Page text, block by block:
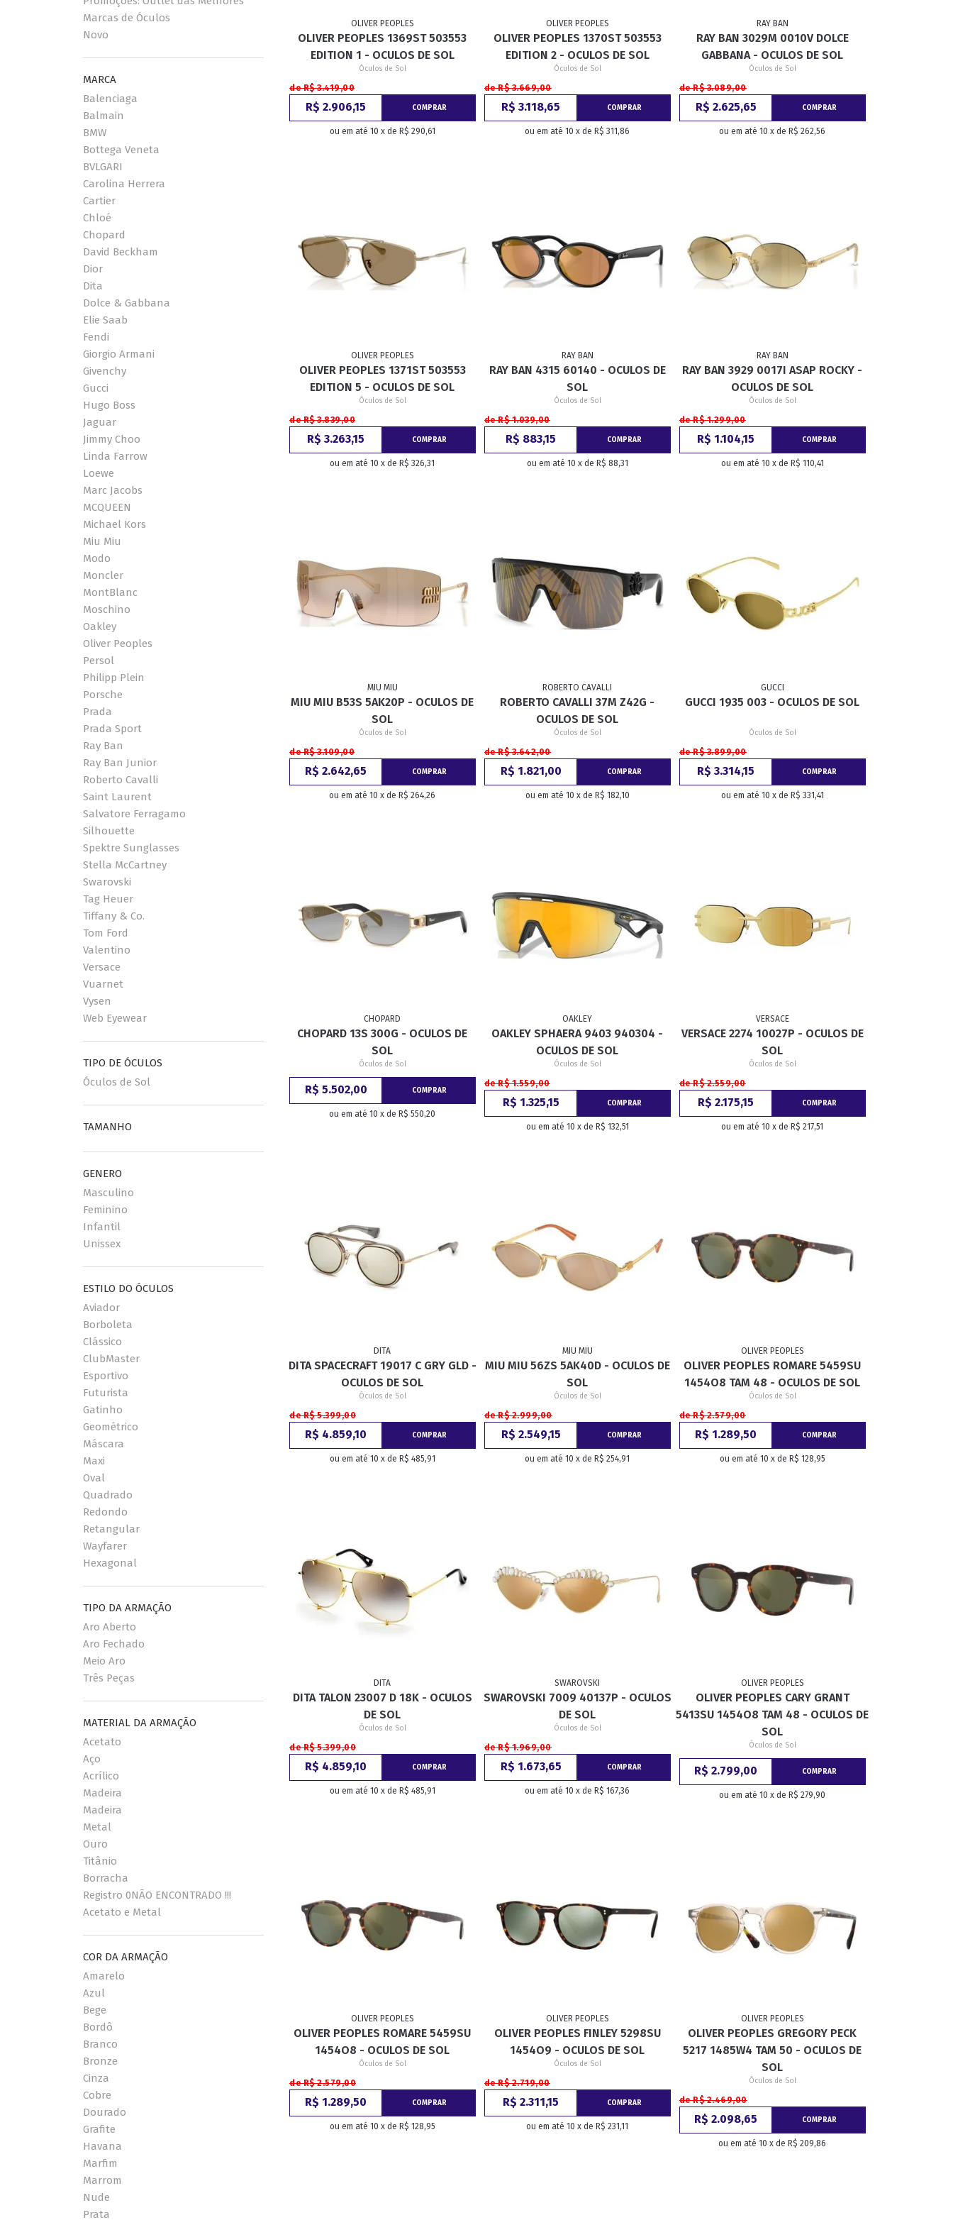
ESPORTIVO RETRÔ MÁSCARA BORBOLETA CAÇADOR GATINHO
Marcas de Óculos
Novo
MARCA
Balenciaga
Balmain
BMW
Bottega Veneta
BVLGARI
Carolina Herrera
Cartier
Chloé
Chopard
David Beckham
Dior
Dita
Dolce & Gabbana
Elie Saab
Fendi
Giorgio Armani
Givenchy
Gucci
Hugo Boss
Jaguar
Jimmy Choo
Linda Farrow
Loewe
Marc Jacobs
MCQUEEN
Michael Kors
Miu Miu
Modo
Moncler
MontBlanc
Moschino
Oakley
Oliver Peoples
Persol
Philipp Plein
Porsche
Prada
Prada Sport
Ray Ban
Ray Ban Junior
Roberto Cavalli
Saint Laurent
Salvatore Ferragamo
Silhouette
Spektre Sunglasses
Stella McCartney
Swarovski
Tag Heuer
Tiffany & Co.
Tom Ford
Valentino
Versace
Vuarnet
Vysen
Web Eyewear
TIPO DE ÓCULOS
Óculos de Sol
TAMANHO
GENERO
Masculino
Feminino
Infantil
Unissex
ESTILO DO ÓCULOS
Aviador
Borboleta
Clássico
ClubMaster
Esportivo
Futurista
Gatinho
Geométrico
Máscara
Maxi
Oval
Quadrado
Redondo
Retangular
Wayfarer
Hexagonal
TIPO DA ARMAÇÃO
Aro Aberto
Aro Fechado
Meio Aro
Três Peças
MATERIAL DA ARMAÇÃO
Acetato
Aço
Acrílico
Madeira
Madeira
Metal
Ouro
Titânio
Borracha
Registro 0NÃO ENCONTRADO !!!
Acetato e Metal
COR DA ARMAÇÃO
Amarelo
Azul
Bege
Bordô
Branco
Bronze
Cinza
Cobre
Dourado
Grafite
Havana
Marfim
Marrom
Nude
Prata
OLIVER PEOPLES
OLIVER PEOPLES 1369ST 503553
EDITION 1 - OCULOS DE SOL
Óculos de Sol
de R$ 3.419,00
R$ 2.906,15 COMPRAR
ou em até 10 x de R$ 290,61
OLIVER PEOPLES
OLIVER PEOPLES 1370ST 503553
EDITION 2 - OCULOS DE SOL
Óculos de Sol
de R$ 3.669,00
R$ 3.118,65 COMPRAR
ou em até 10 x de R$ 311,86
RAY BAN
RAY BAN 3029M 0010V DOLCE
GABBANA - OCULOS DE SOL
Óculos de Sol
de R$ 3.089,00
R$ 2.625,65 COMPRAR
ou em até 10 x de R$ 262,56
OLIVER PEOPLES
OLIVER PEOPLES 1371ST 503553
EDITION 5 - OCULOS DE SOL
Óculos de Sol
de R$ 3.839,00
R$ 3.263,15 COMPRAR
ou em até 10 x de R$ 326,31
RAY BAN
RAY BAN 4315 60140 - OCULOS DE
SOL
Óculos de Sol
de R$ 1.039,00
R$ 883,15 COMPRAR
ou em até 10 x de R$ 88,31
RAY BAN
RAY BAN 3929 0017I ASAP ROCKY -
OCULOS DE SOL
Óculos de Sol
de R$ 1.299,00
R$ 1.104,15 COMPRAR
ou em até 10 x de R$ 110,41
MIU MIU
MIU MIU B53S 5AK20P - OCULOS DE
SOL
Óculos de Sol
de R$ 3.109,00
R$ 2.642,65 COMPRAR
ou em até 10 x de R$ 264,26
ROBERTO CAVALLI
ROBERTO CAVALLI 37M Z42G -
OCULOS DE SOL
Óculos de Sol
de R$ 3.642,00
R$ 1.821,00 COMPRAR
ou em até 10 x de R$ 182,10
GUCCI
GUCCI 1935 003 - OCULOS DE SOL
Óculos de Sol
de R$ 3.899,00
R$ 3.314,15 COMPRAR
ou em até 10 x de R$ 331,41
CHOPARD
CHOPARD 13S 300G - OCULOS DE
SOL
Óculos de Sol
R$ 5.502,00 COMPRAR
ou em até 10 x de R$ 550,20
OAKLEY
OAKLEY SPHAERA 9403 940304 -
OCULOS DE SOL
Óculos de Sol
de R$ 1.559,00
R$ 1.325,15 COMPRAR
ou em até 10 x de R$ 132,51
VERSACE
VERSACE 2274 10027P - OCULOS DE
SOL
Óculos de Sol
de R$ 2.559,00
R$ 2.175,15 COMPRAR
ou em até 10 x de R$ 217,51
DITA
DITA SPACECRAFT 19017 C GRY GLD -
OCULOS DE SOL
Óculos de Sol
de R$ 5.399,00
R$ 4.859,10 COMPRAR
ou em até 10 x de R$ 485,91
MIU MIU
MIU MIU 56ZS 5AK40D - OCULOS DE
SOL
Óculos de Sol
de R$ 2.999,00
R$ 2.549,15 COMPRAR
ou em até 10 x de R$ 254,91
OLIVER PEOPLES
OLIVER PEOPLES ROMARE 5459SU
1454O8 TAM 48 - OCULOS DE SOL
Óculos de Sol
de R$ 2.579,00
R$ 1.289,50 COMPRAR
ou em até 10 x de R$ 128,95
DITA
DITA TALON 23007 D 18K - OCULOS
DE SOL
Óculos de Sol
de R$ 5.399,00
R$ 4.859,10 COMPRAR
ou em até 10 x de R$ 485,91
SWAROVSKI
SWAROVSKI 7009 40137P - OCULOS
DE SOL
Óculos de Sol
de R$ 1.969,00
R$ 1.673,65 COMPRAR
ou em até 10 x de R$ 167,36
OLIVER PEOPLES
OLIVER PEOPLES CARY GRANT
5413SU 1454O8 TAM 48 - OCULOS DE
SOL
Óculos de Sol
R$ 2.799,00 COMPRAR
ou em até 10 x de R$ 279,90
OLIVER PEOPLES
OLIVER PEOPLES ROMARE 5459SU
1454O8 - OCULOS DE SOL
Óculos de Sol
de R$ 2.579,00
R$ 1.289,50 COMPRAR
ou em até 10 x de R$ 128,95
OLIVER PEOPLES
OLIVER PEOPLES FINLEY 5298SU
1454O9 - OCULOS DE SOL
Óculos de Sol
de R$ 2.719,00
R$ 2.311,15 COMPRAR
ou em até 10 x de R$ 231,11
OLIVER PEOPLES
OLIVER PEOPLES GREGORY PECK
5217 1485W4 TAM 50 - OCULOS DE
SOL
Óculos de Sol
de R$ 2.469,00
R$ 2.098,65 COMPRAR
ou em até 10 x de R$ 209,86